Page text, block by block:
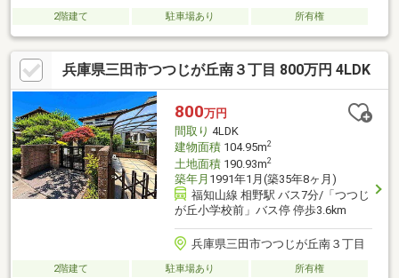
2階建て 駐車場あり 所有権
兵庫県三田市つつじが丘南３丁目 800万円 4LDK
800万円
間取り 4LDK
建物面積104.95m2
土地面積190.93m2
築年月 1991年1月(築35年8ヶ月)
福知山線 相野駅 バス7分/「つつじ
が丘小学校前」バス停 停歩3.6km
兵庫県三田市つつじが丘南３丁目
2階建て 駐車場あり 所有権